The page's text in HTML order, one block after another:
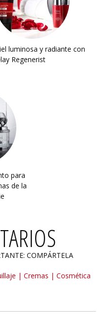
luminosa y radiante con
Regenerist
para
de la
COMPÁRTELA
| Cremas | Cosmética